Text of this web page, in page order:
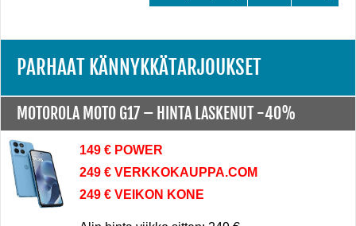
PARHAAT KÄNNYKKÄTARJOUKSET
MOTOROLA MOTO G17 – HINTA LASKENUT -40%
149 € POWER
249 € VERKKOKAUPPA.COM
249 € VEIKON KONE